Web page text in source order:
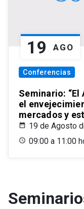
19 AGO
Conferencias
Seminario:
el
mercados y
19 de Agosto
09:00 a 11:00